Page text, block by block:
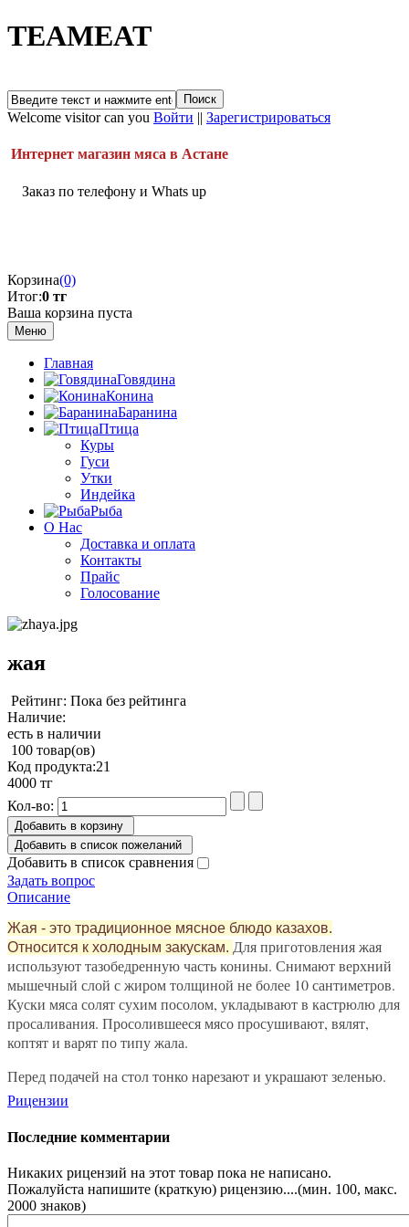
TEAMEAT
Welcome visitor can you Войти || Зарегистрироваться
Интернет магазин мяса в Астане
Заказ по телефону и Whats up
Корзина(0)
Итог:0 тг
Ваша корзина пуста
Меню
Главная
Говядина
Конина
Баранина
Птица
Куры
Гуси
Утки
Индейка
Рыба
О Нас
Доставка и оплата
Контакты
Прайс
Голосование
жая
Рейтинг: Пока без рейтинга
Наличие:
есть в наличии
100 товар(ов)
Код продукта:21
4000 тг
Кол-во:
Добавить в корзину
Добавить в список пожеланий
Добавить в список сравнения
Задать вопрос
Описание
Жая - это традиционное мясное блюдо казахов.
Относится к холодным закускам. Для приготовления жая
используют тазобедренную часть конины. Снимают верхний
мышечный слой с жиром толщиной не более 10 сантиметров.
Куски мяса солят сухим посолом, укладывают в кастрюлю для
просаливания. Просолившееся мясо просушивают, вялят,
коптят и варят по типу жала.
Перед подачей на стол тонко нарезают и украшают зеленью.
Рицензии
Последние комментарии
Никаких рицензий на этот товар пока не написано.
Пожалуйста напишите (краткую) рицензию....(мин. 100, макс.
2000 знаков)